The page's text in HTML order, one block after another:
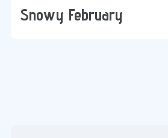
Snowy February